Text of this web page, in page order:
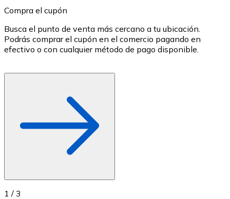
Comprar con tarjeta
Tienda - Tarjetas regalo
Nuevo
Compra el cupón
Busca el punto de venta más cercano a tu ubicación.
Podrás comprar el cupón en el comercio pagando en
efectivo o con cualquier método de pago disponible.
1 / 3